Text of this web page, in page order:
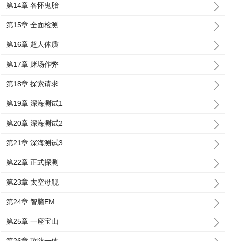
第14章 各怀鬼胎
第15章 全面检测
第16章 超人体质
第17章 赌场作弊
第18章 探索请求
第19章 深海测试1
第20章 深海测试2
第21章 深海测试3
第22章 正式探测
第23章 太空母舰
第24章 智脑EM
第25章 一座宝山